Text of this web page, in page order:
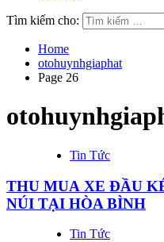
Tìm kiếm cho:
Home
otohuynhgiaphat
Page 26
Tin Tức
THU MUA XE ĐẦU
NÚI TẠI HÒA BÌNH
Tin Tức